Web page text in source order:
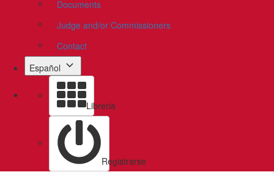
Documents
Judge and/or Commissioners
Contact
Español
Libreria
Registrarse